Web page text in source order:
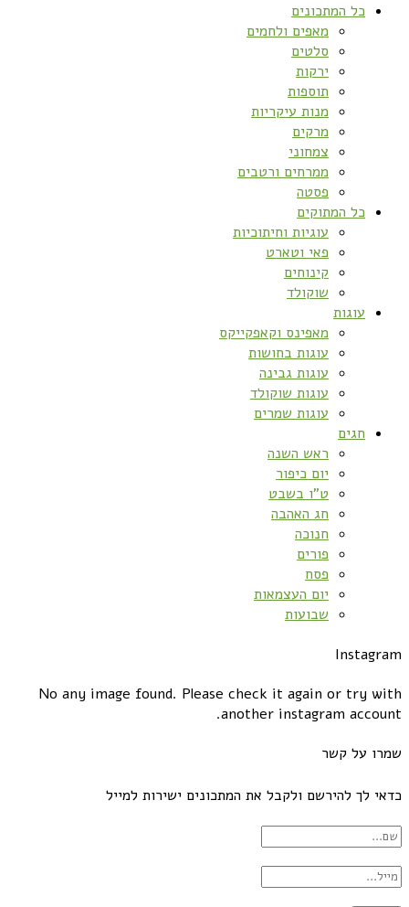
כל המתכונים
מאפים ולחמים
סלטים
ירקות
תוספות
מנות עיקריות
מרקים
צמחוני
ממרחים ורטבים
פסטה
כל המתוקים
עוגיות וחיתוכיות
פאי וטארט
קינוחים
שוקולד
עוגות
מאפינס וקאפקייקס
עוגות בחושות
עוגות גבינה
עוגות שוקולד
עוגות שמרים
חגים
ראש השנה
יום כיפור
ט”ו בשבט
חג האהבה
חנוכה
פורים
פסח
יום העצמאות
שבועות
Instagram
No any image found. Please check it again or try with
another instagram account.
שמרו על קשר
כדאי לך להירשם ולקבל את המתכונים ישירות למייל